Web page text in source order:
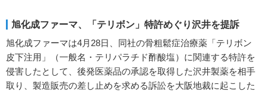
旭化成ファーマ、「テリボン」特許めぐり沢井を提訴
旭化成ファーマは4月28日、同社の骨粗鬆症治療薬「テリボン
皮下注用」（一般名・テリパラチド酢酸塩）に関連する特許を
侵害したとして、後発医薬品の承認を取得した沢井製薬を相手
取り、製造販売の差し止めを求める訴訟を大阪地裁に起こした